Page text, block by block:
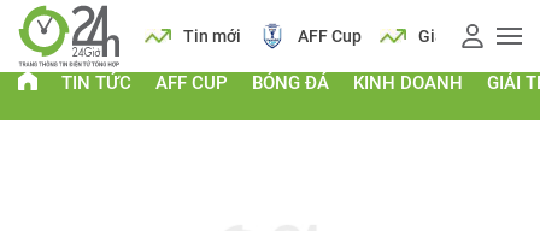
Lịch Tin mới AFF Cup Giá vàng
TIN TỨC AFF CUP BÓNG ĐÁ KINH DOANH GIẢI